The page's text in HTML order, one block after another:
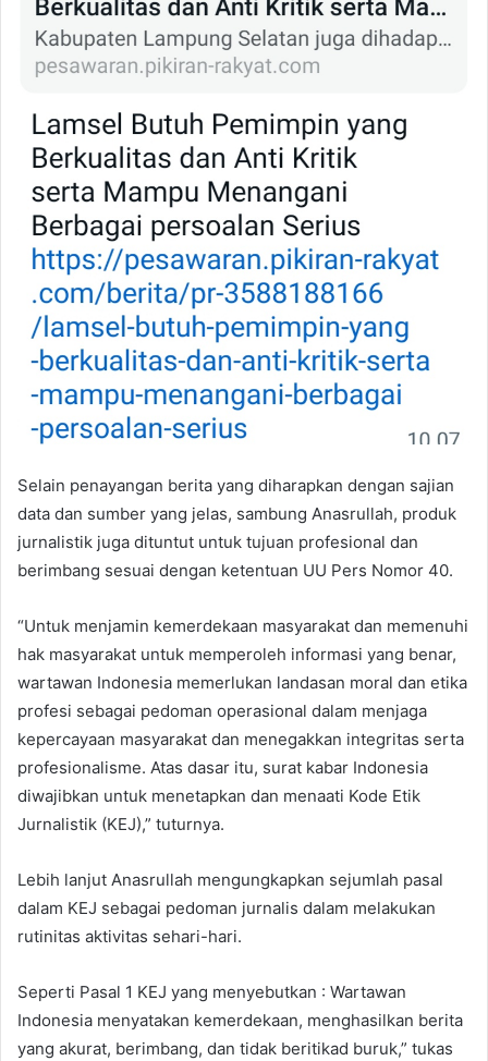
Selain penayangan berita yang diharapkan dengan sajian
data dan sumber yang jelas, sambung Anasrullah, produk
jurnalistik juga dituntut untuk tujuan profesional dan
berimbang sesuai dengan ketentuan UU Pers Nomor 40.
“Untuk menjamin kemerdekaan masyarakat dan memenuhi
hak masyarakat untuk memperoleh informasi yang benar,
wartawan Indonesia memerlukan landasan moral dan etika
profesi sebagai pedoman operasional dalam menjaga
kepercayaan masyarakat dan menegakkan integritas serta
profesionalisme. Atas dasar itu, surat kabar Indonesia
diwajibkan untuk menetapkan dan menaati Kode Etik
Jurnalistik (KEJ),” tuturnya.
Lebih lanjut Anasrullah mengungkapkan sejumlah pasal
dalam KEJ sebagai pedoman jurnalis dalam melakukan
rutinitas aktivitas sehari-hari.
Seperti Pasal 1 KEJ yang menyebutkan : Wartawan
Indonesia menyatakan kemerdekaan, menghasilkan berita
yang akurat, berimbang, dan tidak beritikad buruk,” tukas